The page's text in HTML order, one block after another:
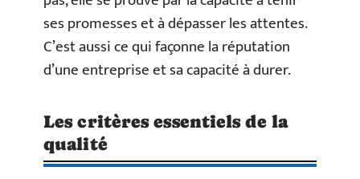
ses promesses et à dépasser les attentes.
C’est aussi ce qui façonne la réputation
d’une entreprise et sa capacité à durer.
Les critères essentiels de la
qualité